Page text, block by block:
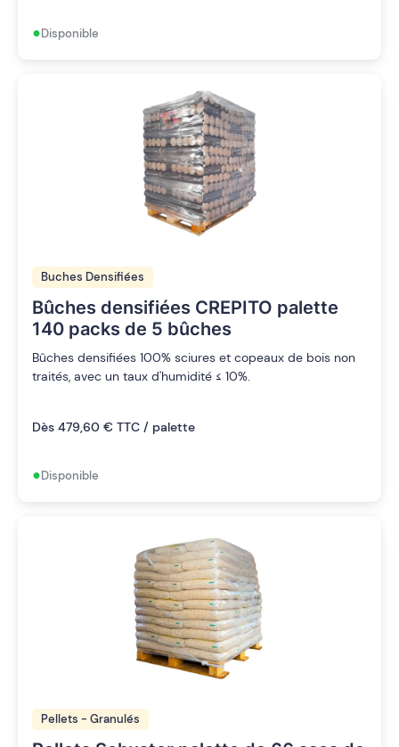
•Disponible
Buches Densifiées
Bûches densifiées CREPITO palette
140 packs de 5 bûches
Bûches densifiées 100% sciures et copeaux de bois non
traités, avec un taux d'humidité ≤ 10%.
Dès 479,60 € TTC / palette
•Disponible
Pellets - Granulés